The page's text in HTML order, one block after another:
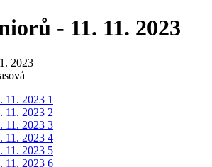
- 11. 11. 2023
2023